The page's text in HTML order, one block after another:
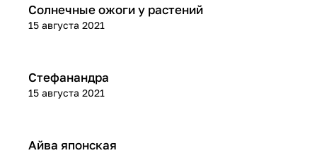
Болезни и вредители
15 августа 2021
Солнечные ожоги у растений
Обзоры растений
15 августа 2021
Стефанандра
Обзоры растений
Айва японская